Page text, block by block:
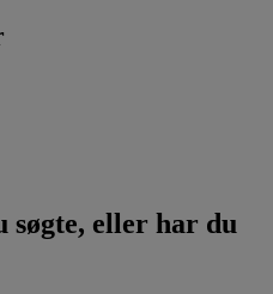
søgte, eller har du